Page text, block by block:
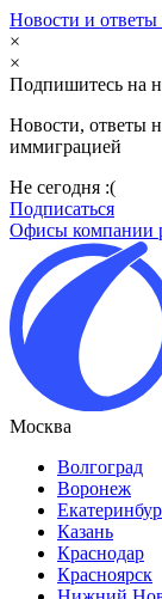
Новости и
×
×
Подпишитесь на
Новости, ответы
иммиграцией
Не сегодня :(
Подписаться
Офисы компании
Москва
Волгоград
Воронеж
Казань
Краснодар
Красноярск